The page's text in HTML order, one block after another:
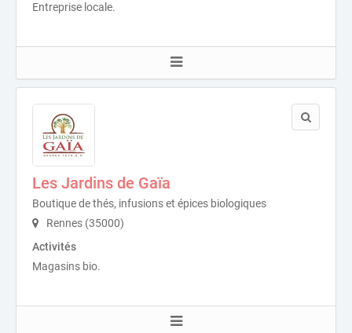
Entreprise locale.
Les Jardins de Gaïa
Boutique de thés, infusions et épices biologiques
Rennes (35000)
Activités
Magasins bio.